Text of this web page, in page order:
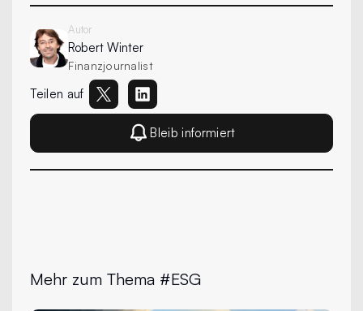
Autor
Robert Winter
Finanzjournalist
Teilen auf
Bleib informiert
Mehr zum Thema #ESG